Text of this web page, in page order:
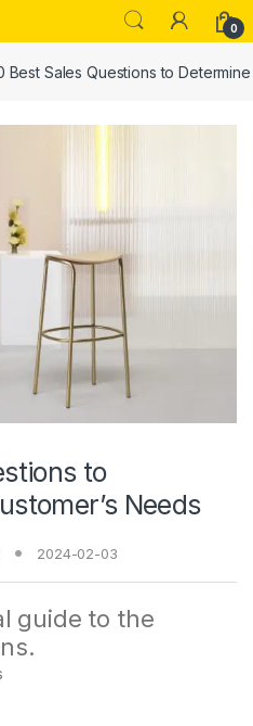
0
Best Sales Questions to
to
Needs
2024-02-03
guide to the